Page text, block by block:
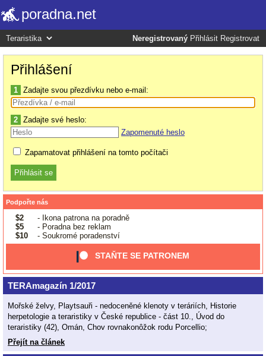
poradna.net
Neregistrovaný Přihlásit Registrovat
Přihlášení
1 Zadajte svou přezdívku nebo e-mail:
2 Zadajte své heslo:
Zapomenuté heslo
Zapamatovat přihlášení na tomto počítači
Podpořte nás
$2
- Ikona patrona na poradně
$5
- Poradna bez reklam
$10
- Soukromé poradenství
STAŇTE SE PATRONEM
TERAmagazín 1/2017
Mořské želvy, Playtsauři - nedoceněné klenoty v teráriích, Historie
herpetologie a teraristiky v České republice - část 10., Úvod do
teraristiky (42), Omán, Chov rovnakonôžok rodu Porcellio;
Přejít na článek